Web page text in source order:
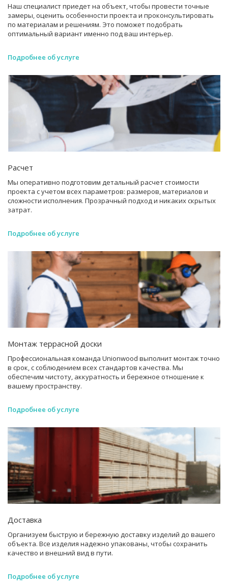
Наш специалист приедет на объект, чтобы провести точные
замеры, оценить особенности проекта и проконсультировать
по материалам и решениям. Это поможет подобрать
оптимальный вариант именно под ваш интерьер.
Подробнее об услуге
Расчет
Мы оперативно подготовим детальный расчет стоимости
проекта с учетом всех параметров: размеров, материалов и
сложности исполнения. Прозрачный подход и никаких скрытых
затрат.
Подробнее об услуге
Монтаж террасной доски
Профессиональная команда Unionwood выполнит монтаж точно
в срок, с соблюдением всех стандартов качества. Мы
обеспечим чистоту, аккуратность и бережное отношение к
вашему пространству.
Подробнее об услуге
Доставка
Организуем быструю и бережную доставку изделий до вашего
объекта. Все изделия надежно упакованы, чтобы сохранить
качество и внешний вид в пути.
Подробнее об услуге